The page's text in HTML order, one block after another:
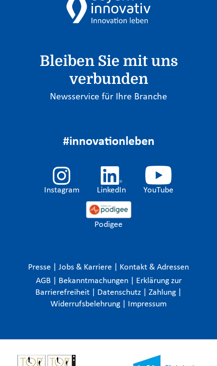
Bleiben Sie mit uns
verbunden
Newsservice für Ihre Branche
#innovationleben
Instagram LinkedIn YouTube
Podigee
Presse Jobs & Karriere
Kontakt & Adressen
AGB
Bekanntmachungen
Erklärung zur
Barrierefreiheit
Datenschutz Zahlung
Widerrufsbelehrung
Impressum